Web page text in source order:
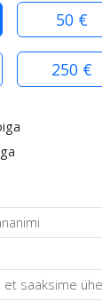
50 €
250 €